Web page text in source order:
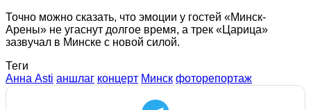
Точно можно сказать, что эмоции у гостей «Минск-
Арены» не угаснут долгое время, а трек «Царица»
зазвучал в Минске с новой силой.
Теги
Анна Asti аншлаг концерт Минск фоторепортаж